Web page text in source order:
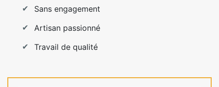
Sans engagement
Artisan passionné
Travail de qualité